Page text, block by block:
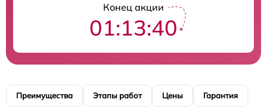
Конец акции
01:13:39
Преимущества Этапы работ Цены Гарантия